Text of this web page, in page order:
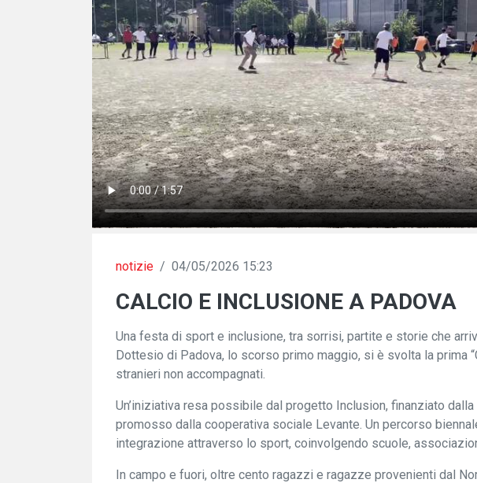
notizie / 04/05/2026 15:23
CALCIO E INCLUSIONE A PADOVA
Una festa di sport e inclusione, tra sorrisi, partite e storie che
Dottesio di Padova, lo scorso primo maggio, si è svolta la prima
stranieri non accompagnati.
Un’iniziativa resa possibile dal progetto Inclusion, finanziato
promosso dalla cooperativa sociale Levante. Un percorso
integrazione attraverso lo sport, coinvolgendo scuole,
In campo e fuori, oltre cento ragazzi e ragazze provenienti dal